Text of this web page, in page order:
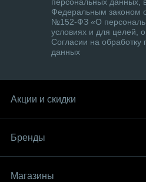
Федеральным законом
№152-ФЗ «О
условиях и для целей,
Согласии на обработку
данных
Акции и скидки
Бренды
Магазины